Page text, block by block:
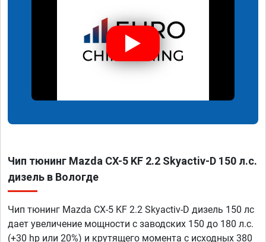
Чип тюнинг Mazda CX-5 KF 2.2 Skyactiv-D 150 л.с.
дизель в Вологде
Чип тюнинг Mazda CX-5 KF 2.2 Skyactiv-D дизель 150 лс
дает увеличение мощности с заводских 150 до 180 л.с.
(+30 hp или 20%) и крутящего момента с исходных 380